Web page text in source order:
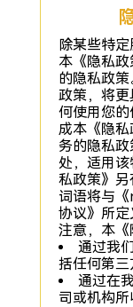
除某些特
本《隐私
的隐私政
政策，将
何使用您
成本《隐
务的隐私
处，适用
私政策》
词语将与
协议》所
注意，本《
通过我
括任何第三
通过在
司或机构所